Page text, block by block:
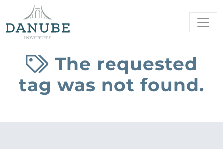
The requested
tag was not found.